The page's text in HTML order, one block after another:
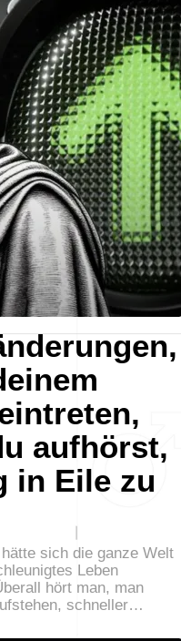
aufhörst,
in Eile zu
sich die ganze Welt
Leben
hört man, man
schneller…